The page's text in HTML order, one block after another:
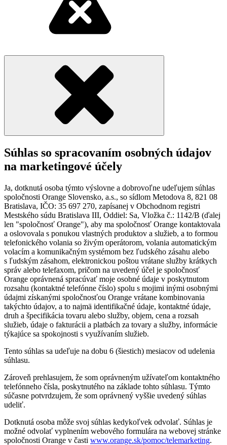
Súhlas so spracovaním osobných údajov
na marketingové účely
Ja, dotknutá osoba týmto výslovne a dobrovoľne udeľujem súhlas
spoločnosti Orange Slovensko, a.s., so sídlom Metodova 8, 821 08
Bratislava, IČO: 35 697 270, zapísanej v Obchodnom registri
Mestského súdu Bratislava III, Oddiel: Sa, Vložka č.: 1142/B (ďalej
len "spoločnosť Orange"), aby ma spoločnosť Orange kontaktovala
a oslovovala s ponukou vlastných produktov a služieb, a to formou
telefonického volania so živým operátorom, volania automatickým
volacím a komunikačným systémom bez ľudského zásahu alebo
s ľudským zásahom, elektronickou poštou vrátane služby krátkych
správ alebo telefaxom, pričom na uvedený účel je spoločnosť
Orange oprávnená spracúvať moje osobné údaje v poskytnutom
rozsahu (kontaktné telefónne číslo) spolu s mojimi inými osobnými
údajmi získanými spoločnosťou Orange vrátane kombinovania
takýchto údajov, a to najmä identifikačné údaje, kontaktné údaje,
druh a špecifikácia tovaru alebo služby, objem, cena a rozsah
služieb, údaje o fakturácii a platbách za tovary a služby, informácie
týkajúce sa spokojnosti s využívaním služieb.
Tento súhlas sa udeľuje na dobu 6 (šiestich) mesiacov od udelenia
súhlasu.
Zároveň prehlasujem, že som oprávneným užívateľom kontaktného
telefónneho čísla, poskytnutého na základe tohto súhlasu. Týmto
súčasne potvrdzujem, že som oprávnený vyššie uvedený súhlas
udeliť.
Dotknutá osoba môže svoj súhlas kedykoľvek odvolať. Súhlas je
možné odvolať vyplnením webového formulára na webovej stránke
spoločnosti Orange v časti www.orange.sk/pomoc/telemarketing.